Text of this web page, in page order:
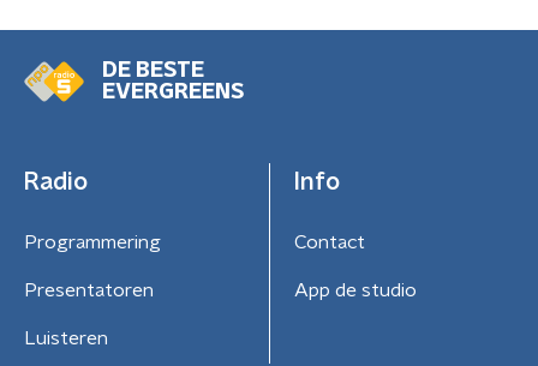
DE BESTE
EVERGREENS
Radio
Programmering
Presentatoren
Luisteren
Info
Contact
App de studio